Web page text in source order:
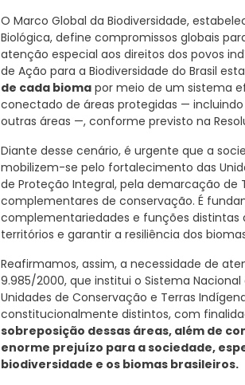
O Marco Global da Biodiversidade,
Biológica, define compromissos globais
atenção especial aos direitos dos povos
de Ação para a Biodiversidade do Brasil
de cada bioma por meio de um sistema
conectado de áreas protegidas —
outras áreas —, conforme previsto na
Diante desse cenário, é urgente que a
mobilizem-se pelo fortalecimento das
de Proteção Integral, pela demarcação de
complementares de conservação. É
complementariedades e funções distintas
territórios e garantir a resiliência dos
Reafirmamos, assim, a necessidade de
9.985/2000, que institui o Sistema
Unidades de Conservação e Terras
constitucionalmente distintos, com
sobreposição dessas áreas, além de
enorme prejuízo para a sociedade,
biodiversidade e os biomas brasileiros.